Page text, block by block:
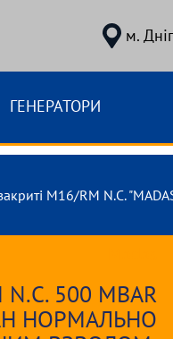
м.
ГЕНЕРАТОРИ
M16/RM N.C.
500 MBAR
НОРМАЛЬНО